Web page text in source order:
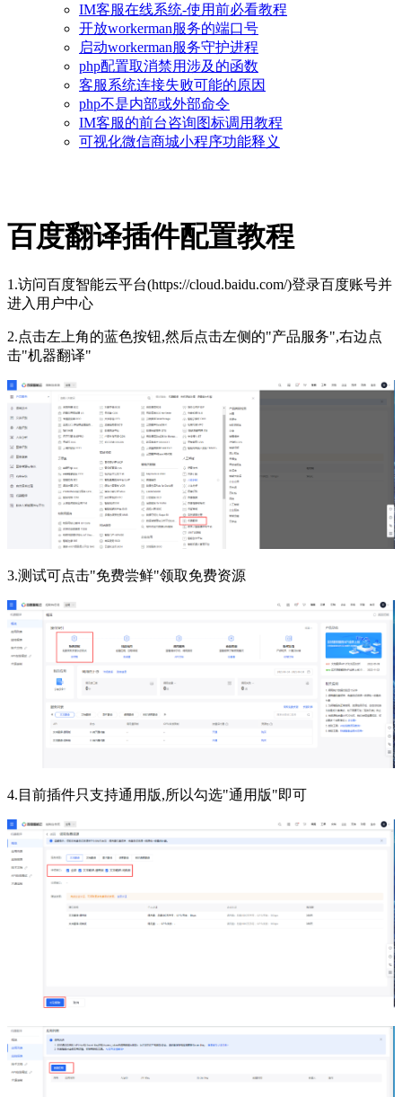
IM客服在线系统-使用前必看教程
开放workerman服务的端口号
启动workerman服务守护进程
php配置取消禁用涉及的函数
客服系统连接失败可能的原因
php不是内部或外部命令
IM客服的前台咨询图标调用教程
可视化微信商城小程序功能释义
百度翻译插件配置教程
1.访问百度智能云平台(https://cloud.baidu.com/)登录百度账号并
进入用户中心
2.点击左上角的蓝色按钮,然后点击左侧的"产品服务",右边点
击"机器翻译"
3.测试可点击"免费尝鲜"领取免费资源
4.目前插件只支持通用版,所以勾选"通用版"即可